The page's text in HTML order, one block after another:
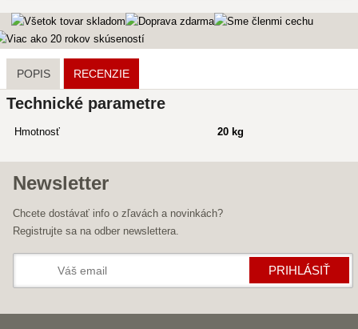
POPIS RECENZIE
Technické parametre
Hmotnosť 20 kg
Newsletter
Chcete dostávať info o zľavách a novinkách?
Registrujte sa na odber newslettera.
PRIHLÁSIŤ